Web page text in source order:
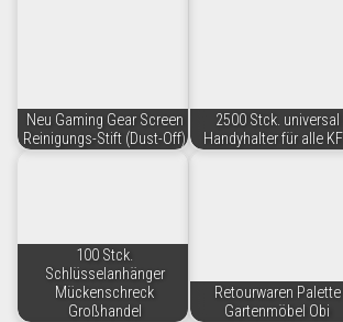
Neu Gaming Gear Screen
Reinigungs-Stift (Dust-Off)
2500 Stck. universal
Handyhalter für alle
100 Stck.
Schlüsselanhänger
Mückenschreck
Großhandel
Retourwaren Palette
Gartenmöbel Obi